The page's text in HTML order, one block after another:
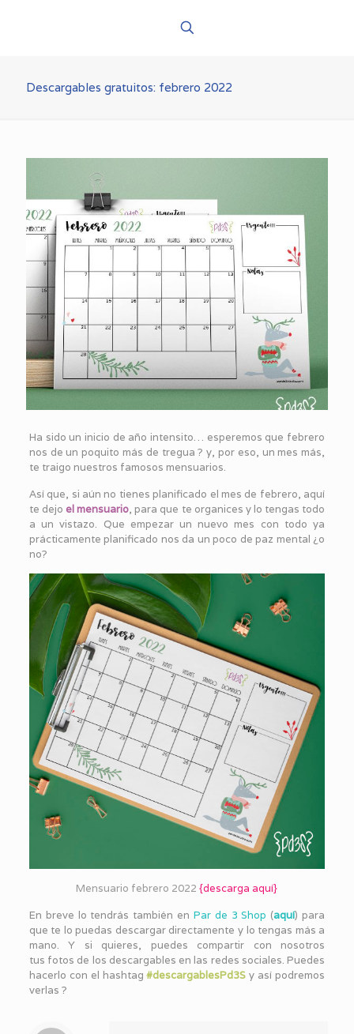
Descargables gratuitos: febrero 2022
Ha sido un inicio de año intensito… esperemos que febrero
nos de un poquito más de tregua ? y, por eso, un mes más,
te traigo nuestros famosos mensuarios.
Así que, si aún no tienes planificado el mes de febrero, aquí
te dejo el mensuario, para que te organices y lo tengas todo
a un vistazo. Que empezar un nuevo mes con todo ya
prácticamente planificado nos da un poco de paz mental ¿o
no?
Mensuario febrero 2022 {descarga aquí}
En breve lo tendrás también en Par de 3 Shop (aquí) para
que te lo puedas descargar directamente y lo tengas más a
mano. Y si quieres, puedes compartir con nosotros
tus fotos de los descargables en las redes sociales. Puedes
hacerlo con el hashtag#descargablesPd3S y así podremos
verlas ?